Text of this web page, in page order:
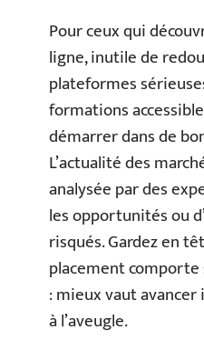
Pour ceux qui
ligne, inutile de
plateformes
formations
démarrer dans de
L’actualité des
analysée par des
les opportunités ou
risqués. Gardez en
placement
: mieux vaut
à l’aveugle.